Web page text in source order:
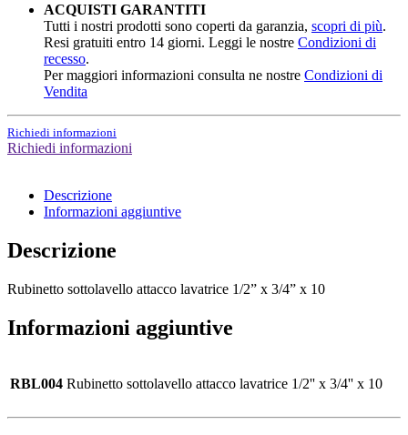
ACQUISTI GARANTITI
Tutti i nostri prodotti sono coperti da garanzia, scopri di più.
Resi gratuiti entro 14 giorni. Leggi le nostre Condizioni di
recesso.
Per maggiori informazioni consulta ne nostre Condizioni di
Vendita
Richiedi informazioni
Richiedi informazioni
Descrizione
Informazioni aggiuntive
Descrizione
Rubinetto sottolavello attacco lavatrice 1/2” x 3/4” x 10
Informazioni aggiuntive
RBL004 Rubinetto sottolavello attacco lavatrice 1/2'' x 3/4'' x 10